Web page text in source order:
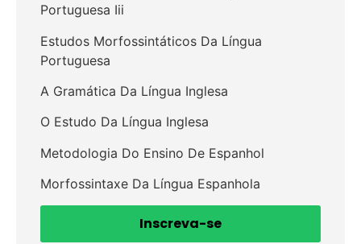
Portuguesa Iii
Estudos Morfossintáticos Da Língua
Portuguesa
A Gramática Da Língua Inglesa
O Estudo Da Língua Inglesa
Metodologia Do Ensino De Espanhol
Morfossintaxe Da Língua Espanhola
Inscreva-se